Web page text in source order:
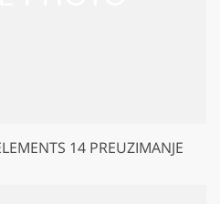
14 PREUZIMANJE